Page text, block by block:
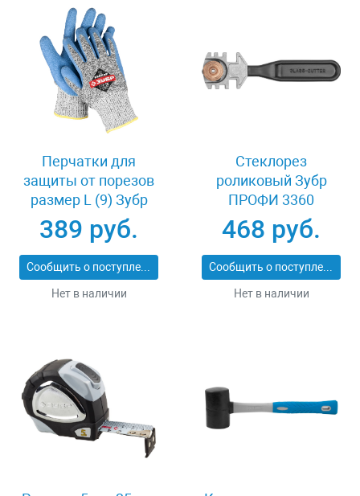
Перчатки для
защиты от порезов
размер L (9) Зубр
11277-L
389 руб.
Сообщить о поступлении
Нет в наличии
Стеклорез
роликовый Зубр
ПРОФИ 3360
468 руб.
Сообщить о поступлении
Нет в наличии